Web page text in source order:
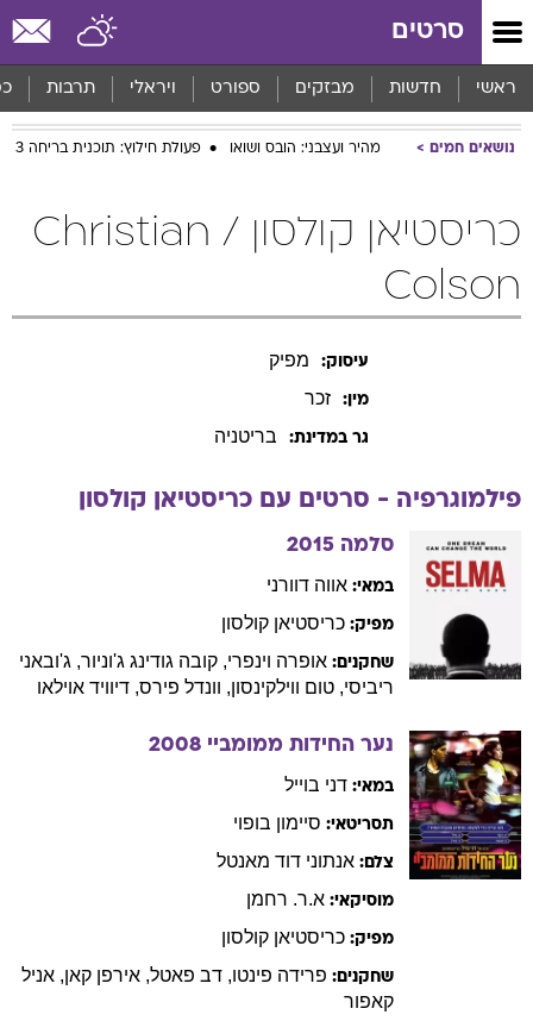
סרטים
ראשי חדשות מבזקים ספורט ויראלי תרבות
נושאים חמים מהיר ועצבני: הובס ושואו פעולת חילוץ: תוכנית בריחה 3
כריסטיאן קולסון / Christian
Colson
עיסוק: מפיק
מין: זכר
גר במדינת: בריטניה
פילמוגרפיה - סרטים עם כריסטיאן קולסון
סלמה 2015
במאי: אווה דוורני
מפיק: כריסטיאן קולסון
שחקנים: אופרה וינפרי, קובה גודינג ג'וניור, ג'ובאני
ריביסי, טום ווילקינסון, וונדל פירס, דיוויד אוילאו
נער החידות ממומביי 2008
במאי: דני בוייל
תסריטאי: סיימון בופוי
צלם: אנתוני דוד מאנטל
מוסיקאי: א.ר. רחמן
מפיק: כריסטיאן קולסון
שחקנים: פרידה פינטו, דב פאטל, אירפן קאן, אניל
קאפור